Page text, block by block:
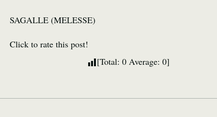
SAGALLE (MELESSE)
Click to rate this post!
[Total: 0 Average: 0]